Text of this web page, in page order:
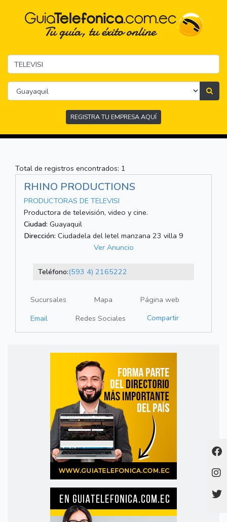
REGISTRA TU EMPRESA AQUÍ
Total de registros encontrados: 1
RHINO PRODUCTIONS
PRODUCTORAS DE TELEVISI
Productora de televisión, video y cine.
Ciudad: Guayaquil
Dirección: Ciudadela del Ietel manzana 23 villa 9
Ver Anuncio
Teléfono:(593 4) 2165222
Sucursales Mapa
Página web
Email
Redes Sociales Compartir